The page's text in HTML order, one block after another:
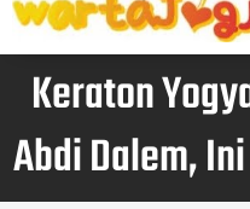
Keraton
Abdi Dalem,